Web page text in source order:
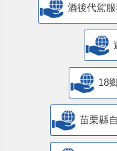
酒後代駕
18
苗栗縣